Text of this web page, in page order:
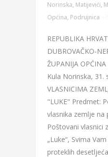
Norinska, Matijevići,
Općina, Podrujnica
REPUBLIKA
DUBROVAČKO-
ŽUPANIJA
Kula Norinska, 31.
VLASNICIMA
"LUKE" Predmet:
vlasnika zemlje na
Poštovani vlasnici
„Luke“, Svima
proteklih